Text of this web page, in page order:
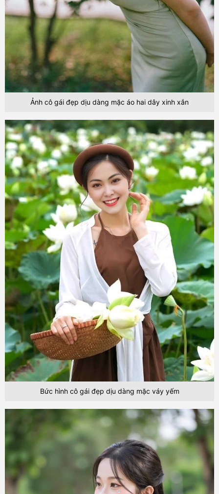
Ảnh cô gái đẹp dịu dàng mặc áo hai dây xinh xắn
Bức hình cô gái đẹp dịu dàng mặc váy yếm